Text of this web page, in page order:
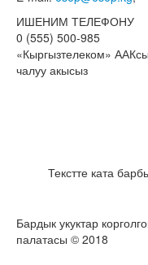
ИШЕНИМ ТЕЛЕФОНУ
0 (555) 500-985
«Кыргызтелеком»
чалуу акысыз
Текстте ката
Бардык укуктар
палатасы © 2018